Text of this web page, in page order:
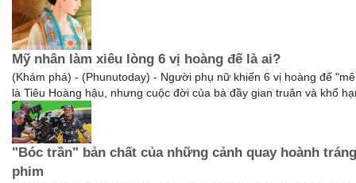
Mỹ nhân làm xiêu lòng 6 vị hoàng đế là ai?
(Khám phá) - (Phunutoday) - Người phụ nữ khiến 6 vị hoàng đế
là Tiêu Hoàng hậu, nhưng cuộc đời của bà đầy gian truân và khổ
"Bóc trần" bản chất của những cảnh quay hoành
phim